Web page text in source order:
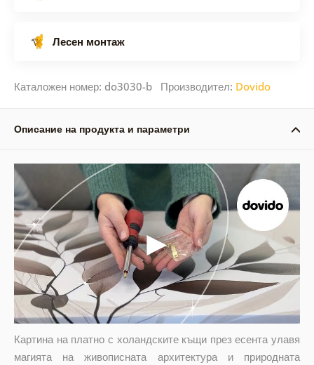
Лесен монтаж
Каталожен номер: do3030-b Производител: Dovido
Описание на продукта и параметри
Картина на платно с холандските къщи през есента улавя
магията на живописната архитектура и природната